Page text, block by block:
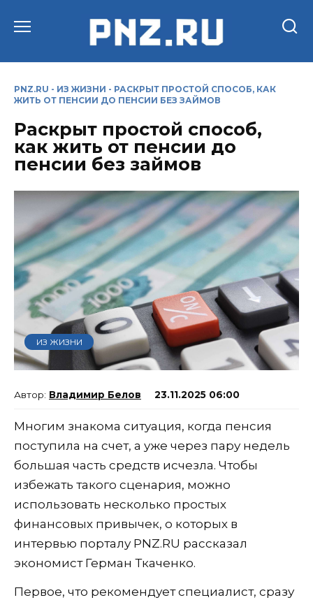
PNZ.RU - ИЗ ЖИЗНИ - РАСКРЫТ ПРОСТОЙ СПОСОБ, КАК
ЖИТЬ ОТ ПЕНСИИ ДО ПЕНСИИ БЕЗ ЗАЙМОВ
Раскрыт простой способ,
как жить от пенсии до
пенсии без займов
ИЗ ЖИЗНИ
Владимир Белов 23.11.2025 06:00
Многим знакома ситуация, когда пенсия
поступила на счет, а уже через пару недель
большая часть средств исчезла. Чтобы
избежать такого сценария, можно
использовать несколько простых
финансовых привычек, о которых в
интервью порталу PNZ.RU рассказал
экономист Герман Ткаченко.
Первое, что рекомендует специалист, сразу